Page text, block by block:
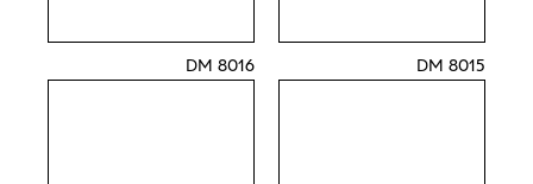
8015 DM
8016 DM